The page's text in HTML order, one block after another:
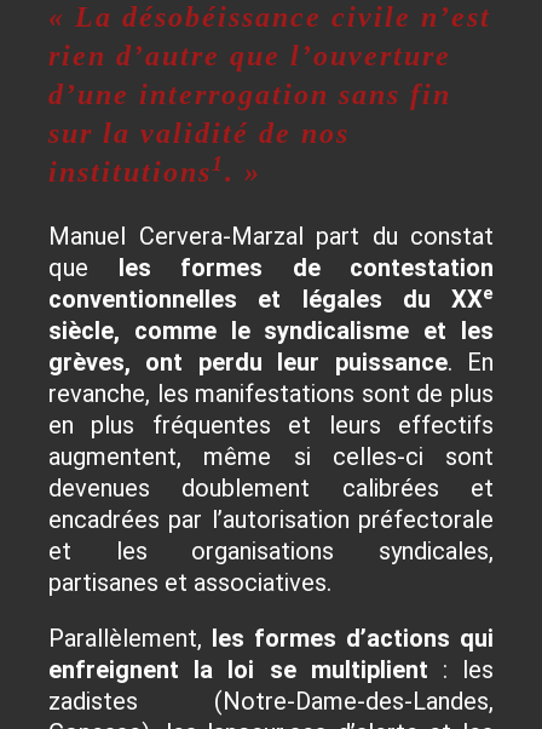
« La désobéissance civile n’est
rien d’autre que l’ouverture
d’une interrogation sans fin
sur la validité de nos
institutions1 . »
Manuel Cervera-Marzal part du constat
que les formes de contestation
conventionnelles et légales du XXe
siècle, comme le syndicalisme et les
grèves, ont perdu leur puissance. En
revanche, les manifestations sont de plus
en plus fréquentes et leurs effectifs
augmentent, même si celles-ci sont
devenues doublement calibrées et
encadrées par l’autorisation préfectorale
et les organisations syndicales,
partisanes et associatives.
Parallèlement, les formes d’actions qui
enfreignent la loi se multiplient : les
zadistes (Notre-Dame-des-Landes,